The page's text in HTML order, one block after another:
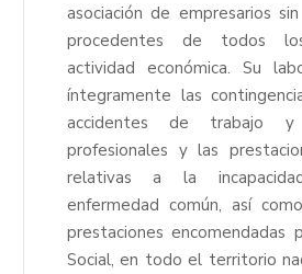
asociación de empresarios
procedentes de todos
actividad económica. Su
íntegramente las
accidentes de trabajo y
profesionales y las
relativas a la
enfermedad común, así
prestaciones encomendadas
Social, en todo el territorio